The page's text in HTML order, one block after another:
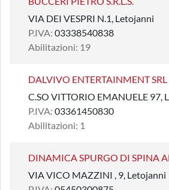
VIA DEI VESPRI N.1, Letojanni
P.IVA: 03338540838
Abilitazioni: 19
DALVIVO ENTERTAINMENT SRL
C.SO VITTORIO EMANUELE 97,
P.IVA: 03361450830
Abilitazioni: 1
DINAMICA SPURGO DI SPINA
VIA VICO MAZZINI , 9, Letojanni